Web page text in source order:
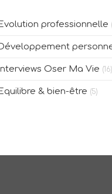
Evolution professionnelle
Développement
Oser Ma Vie (16)
Equilibre & bien-être (5)